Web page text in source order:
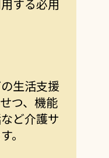
する必用
生活支援
つ、機能
ど介護サ
。